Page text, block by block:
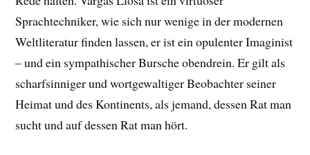
Sprachtechniker, wie sich nur wenige in der modernen
Weltliteratur finden lassen, er ist ein opulenter Imaginist
– und ein sympathischer Bursche obendrein. Er gilt als
scharfsinniger und wortgewaltiger Beobachter seiner
Heimat und des Kontinents, als jemand, dessen Rat man
sucht und auf dessen Rat man hört.